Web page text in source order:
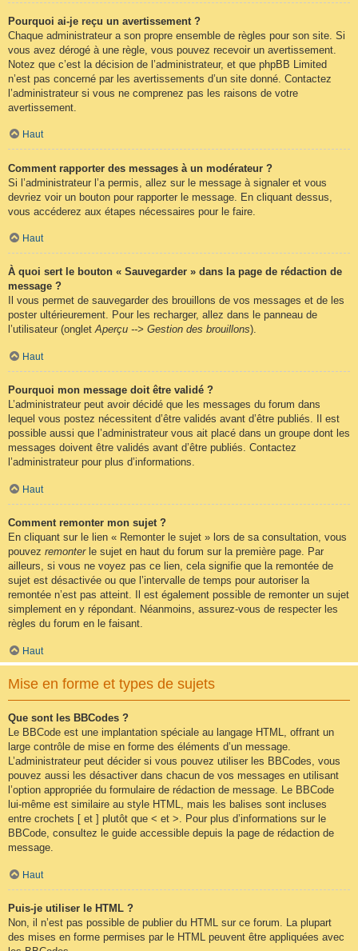
Pourquoi ai-je reçu un avertissement ?
Chaque administrateur a son propre ensemble de règles pour son site. Si
vous avez dérogé à une règle, vous pouvez recevoir un avertissement.
Notez que c’est la décision de l’administrateur, et que phpBB Limited
n’est pas concerné par les avertissements d’un site donné. Contactez
l’administrateur si vous ne comprenez pas les raisons de votre
avertissement.
Haut
Comment rapporter des messages à un modérateur ?
Si l’administrateur l’a permis, allez sur le message à signaler et vous
devriez voir un bouton pour rapporter le message. En cliquant dessus,
vous accéderez aux étapes nécessaires pour le faire.
Haut
À quoi sert le bouton « Sauvegarder » dans la page de rédaction de
message ?
Il vous permet de sauvegarder des brouillons de vos messages et de les
poster ultérieurement. Pour les recharger, allez dans le panneau de
l’utilisateur (ongletAperçu --> Gestion des brouillons).
Haut
Pourquoi mon message doit être validé ?
L’administrateur peut avoir décidé que les messages du forum dans
lequel vous postez nécessitent d’être validés avant d’être publiés. Il est
possible aussi que l’administrateur vous ait placé dans un groupe dont les
messages doivent être validés avant d’être publiés. Contactez
l’administrateur pour plus d’informations.
Haut
Comment remonter mon sujet ?
En cliquant sur le lien « Remonter le sujet » lors de sa consultation, vous
pouvez remonterle sujet en haut du forum sur la première page. Par
ailleurs, si vous ne voyez pas ce lien, cela signifie que la remontée de
sujet est désactivée ou que l’intervalle de temps pour autoriser la
remontée n’est pas atteint. Il est également possible de remonter un sujet
simplement en y répondant. Néanmoins, assurez-vous de respecter les
règles du forum en le faisant.
Haut
Mise en forme et types de sujets
Que sont les BBCodes ?
Le BBCode est une implantation spéciale au langage HTML, offrant un
large contrôle de mise en forme des éléments d’un message.
L’administrateur peut décider si vous pouvez utiliser les BBCodes, vous
pouvez aussi les désactiver dans chacun de vos messages en utilisant
l’option appropriée du formulaire de rédaction de message. Le BBCode
lui-même est similaire au style HTML, mais les balises sont incluses
entre crochets [ et ] plutôt que < et >. Pour plus d’informations sur le
BBCode, consultez le guide accessible depuis la page de rédaction de
message.
Haut
Puis-je utiliser le HTML ?
Non, il n’est pas possible de publier du HTML sur ce forum. La plupart
des mises en forme permises par le HTML peuvent être appliquées avec